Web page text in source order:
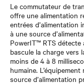
Le commutateur de
offre une alimentation
entrées d’alimentation
à une source
PowerIT™ RTS
bascule la charge vers
moins de 4 à 8
humaine.
source d’alimentation